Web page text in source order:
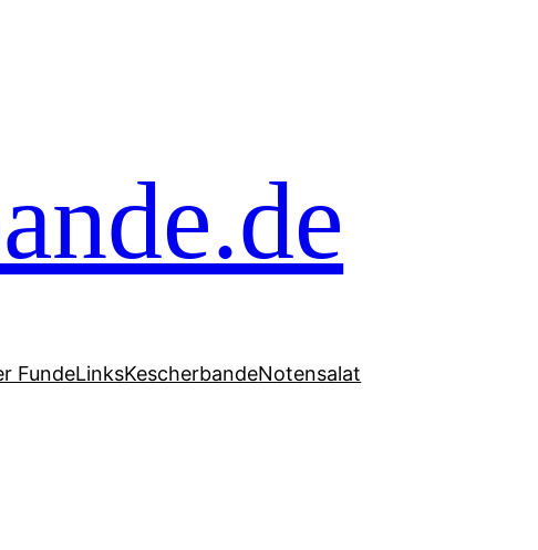
FundeLinksKescherbandeNotensalat